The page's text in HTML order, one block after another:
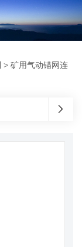
>矿用气动锚网连